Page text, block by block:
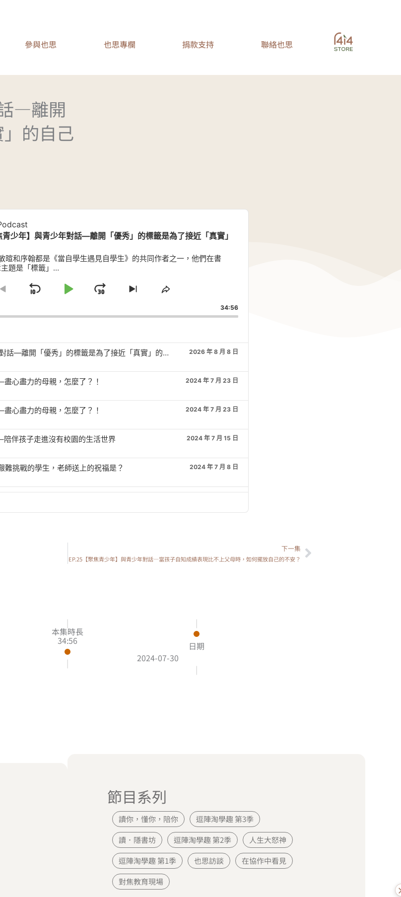
參與也思 也思專欄 捐款支持 聯絡也思
—離開
」的自己
少年】與青少年對話—離開「優秀」的標籤是為了接近「真實」
暄和序翰都是《當自學生遇見自學生》的共同作者之一，他們在書
題是「標籤」…
Go
Previous
Skip
Play JumpSkip
Next
Share
Episode
34:56
EP.24【聚焦青少年】與青少年對話—離開「優秀」的標籤是為了接近「真實」的自己
2026 年 8 月 8 日
心盡力的母親，怎麼了？！
2024 年 7 月 23 日
心盡力的母親，怎麼了？！
2024 年 7 月 23 日
伴孩子走進沒有校園的生活世界
2024 年 7 月 15 日
難挑戰的學生，老師送上的祝福是？
2024 年 7 月 8 日
走出校門的身影，老師會想起什麼呢？
LOAD MORE
下一集
EP.25【聚焦青少年】與青少年對話—當孩子自知成績表現比不上父母時，如何擺放自己的不安？ 下一篇
|
本集時長
34:56
|
|
日期
2024-07-30
|
節目系列
讀你，懂你，陪你
逗陣淘學趣 第3季
讀．隱書坊
逗陣淘學趣 第2季
人生大怒神
逗陣淘學趣 第1季
也思訪談
在協作中看見
對焦教育現場